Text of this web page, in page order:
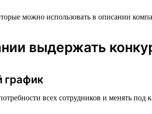
можно использовать в описании
выдержать
график
всех сотрудников и менять